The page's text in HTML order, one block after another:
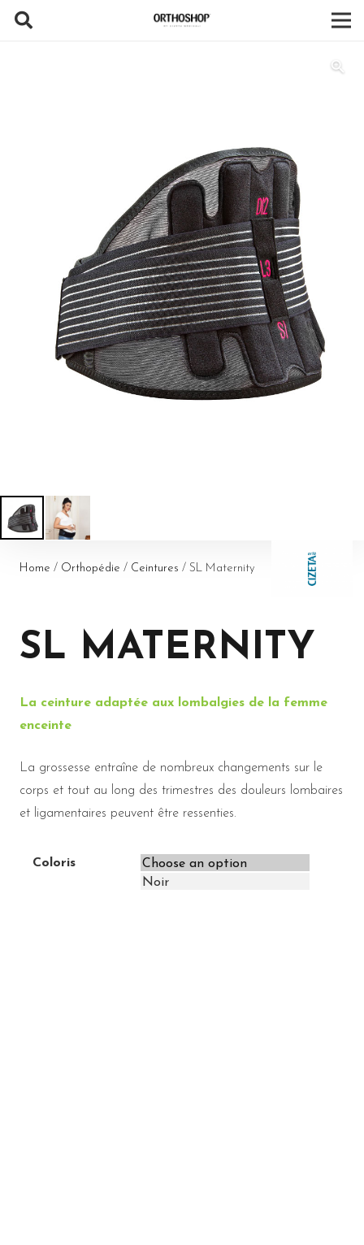
Home / Orthopédie / Ceintures / SL Maternity
SL MATERNITY
La ceinture adaptée aux lombalgies de la femme
enceinte
La grossesse entraîne de nombreux changements sur le
corps et tout au long des trimestres des douleurs lombaires
et ligamentaires peuvent être ressenties.
Coloris